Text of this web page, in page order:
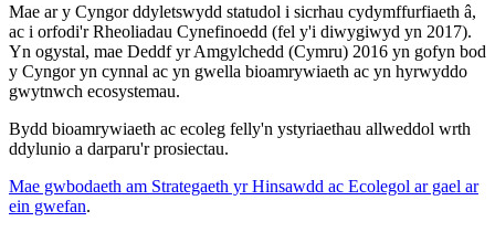
Mae ar y Cyngor ddyletswydd statudol i sicrhau cydymffurfiaeth â,
ac i orfodi'r Rheoliadau Cynefinoedd (fel y'i diwygiwyd yn 2017).
Yn ogystal, mae Deddf yr Amgylchedd (Cymru) 2016 yn gofyn bod
y Cyngor yn cynnal ac yn gwella bioamrywiaeth ac yn hyrwyddo
gwytnwch ecosystemau.
Bydd bioamrywiaeth ac ecoleg felly'n ystyriaethau allweddol wrth
ddylunio a darparu'r prosiectau.
Mae gwbodaeth am Strategaeth yr Hinsawdd ac Ecolegol ar gael ar
ein gwefan.